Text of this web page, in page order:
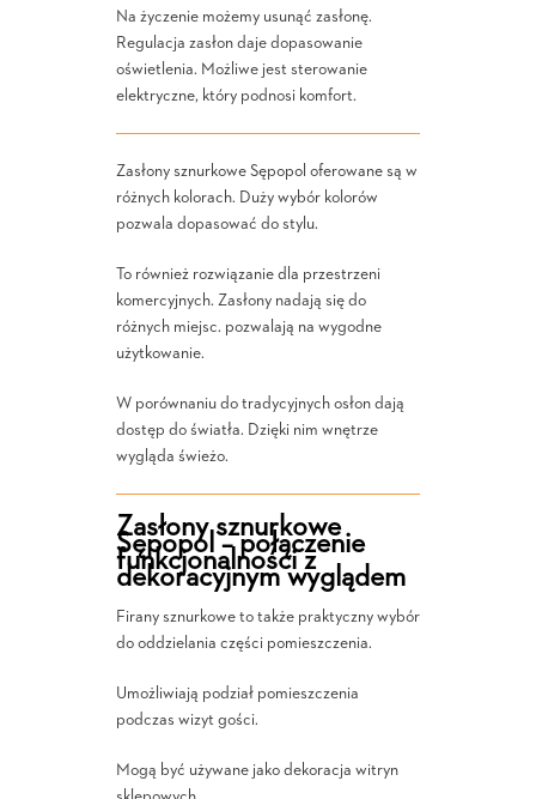
Na życzenie możemy usunąć zasłonę.
Regulacja zasłon daje dopasowanie
oświetlenia. Możliwe jest sterowanie
elektryczne, który podnosi komfort.
Zasłony sznurkowe Sępopol oferowane są w
różnych kolorach. Duży wybór kolorów
pozwala dopasować do stylu.
To również rozwiązanie dla przestrzeni
komercyjnych. Zasłony nadają się do
różnych miejsc. pozwalają na wygodne
użytkowanie.
W porównaniu do tradycyjnych osłon dają
dostęp do światła. Dzięki nim wnętrze
wygląda świeżo.
Zasłony sznurkowe
Sępopol – połączenie
funkcjonalności z
dekoracyjnym wyglądem
Firany sznurkowe to także praktyczny wybór
do oddzielania części pomieszczenia.
Umożliwiają podział pomieszczenia
podczas wizyt gości.
Mogą być używane jako dekoracja witryn